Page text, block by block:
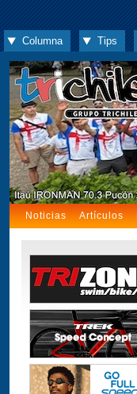
Columna Tips
Noticias Artículos